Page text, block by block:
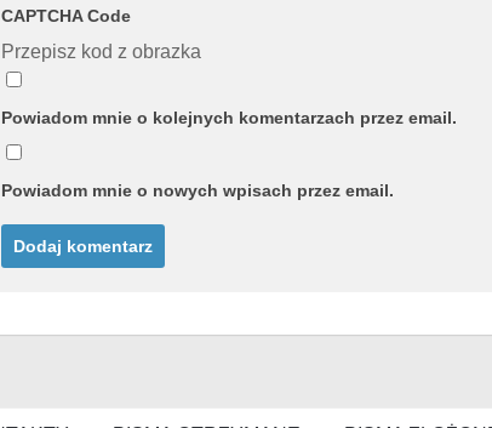
CAPTCHA Code
Przepisz kod z obrazka
Powiadom mnie o kolejnych komentarzach przez email.
Powiadom mnie o nowych wpisach przez email.